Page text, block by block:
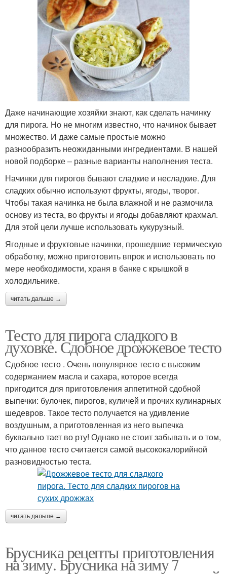
Даже начинающие хозяйки знают, как сделать начинку
для пирога. Но не многим известно, что начинок бывает
множество. И даже самые простые можно
разнообразить неожиданными ингредиентами. В нашей
новой подборке – разные варианты наполнения теста.
Начинки для пирогов бывают сладкие и несладкие. Для
сладких обычно используют фрукты, ягоды, творог.
Чтобы такая начинка не была влажной и не размочила
основу из теста, во фрукты и ягоды добавляют крахмал.
Для этой цели лучше использовать кукурузный.
Ягодные и фруктовые начинки, прошедшие термическую
обработку, можно приготовить впрок и использовать по
мере необходимости, храня в банке с крышкой в
холодильнике.
читать дальше →
Тесто для пирога сладкого в
духовке. Сдобное дрожжевое тесто
Сдобное тесто . Очень популярное тесто с высоким
содержанием масла и сахара, которое всегда
пригодится для приготовления аппетитной сдобной
выпечки: булочек, пирогов, куличей и прочих кулинарных
шедевров. Такое тесто получается на удивление
воздушным, а приготовленная из него выпечка
буквально тает во рту! Однако не стоит забывать и о том,
что данное тесто считается самой высококалорийной
разновидностью теста.
читать дальше →
Брусника рецепты приготовления
на зиму. Брусника на зиму 7